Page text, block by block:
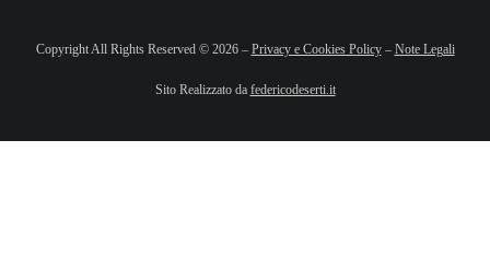
Copyright All Rights Reserved © 2026 – Privacy e Cookies Policy– Note Legali
Sito Realizzato da federicodeserti.it